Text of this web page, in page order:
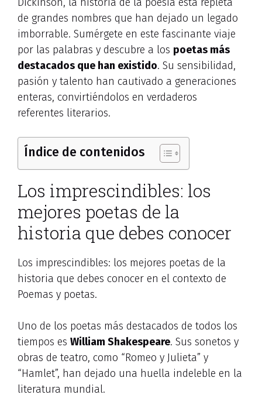
de grandes nombres que han dejado un legado
imborrable. Sumérgete en este fascinante viaje
por las palabras y descubre a los poetas más
destacados que han existido. Su sensibilidad,
pasión y talento han cautivado a generaciones
enteras, convirtiéndolos en verdaderos
referentes literarios.
Índice de contenidos
Los imprescindibles: los
mejores poetas de la
historia que debes conocer
Los imprescindibles: los mejores poetas de la
historia que debes conocer en el contexto de
Poemas y poetas.
Uno de los poetas más destacados de todos los
tiempos es William Shakespeare. Sus sonetos y
obras de teatro, como “Romeo y Julieta” y
“Hamlet”, han dejado una huella indeleble en la
literatura mundial.